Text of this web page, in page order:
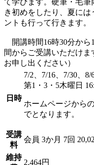
き初めをしたり、夏に
ントも行って行きます。
開講時間16時30分から
間からご受講いただけ
お申し出ください）
日時
7/2、7/16、7/30、
第1・3・5木曜日
ホームページから
でとなります。
受講
料
会員 3か月 7回
維持
2,464円